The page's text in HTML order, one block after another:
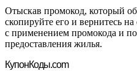
Отыскав промокод, который
скопируйте его и вернитесь
с применением промокода и
предоставления жилья.
КупонКоды.com